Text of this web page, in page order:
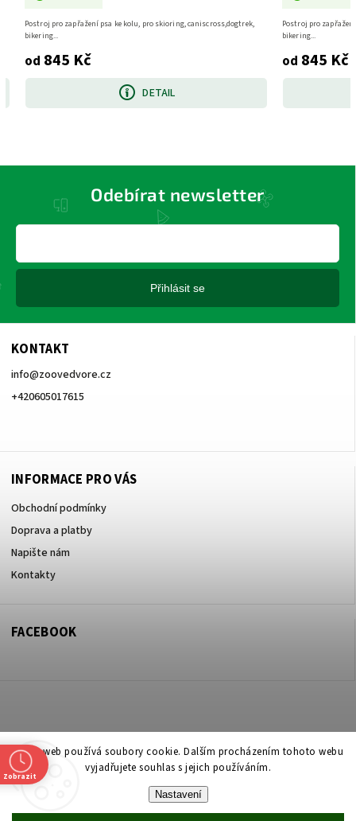
Tento web používá soubory cookie. Dalším procházením tohoto webu
vyjadřujete souhlas s jejich používáním.
Nastavení
caniscross,dogtrek,
Postroj pro zapřažení psa ke kolu, pro skioring, caniscross,dogtrek,
KONTAKT
info@zoovedvore.cz
+420605017615
INFORMACE PRO VÁS
Obchodní podmínky
Doprava a platby
Napište nám
Kontakty
Odebírat newsletter
Přihlásit se
FACEBOOK
Copyright 2026 ZOO ve dvoře Praha 5. Všechna práva vyhrazena.
Upravit nastavení cookies
Shoptet| Design
Zobrazit